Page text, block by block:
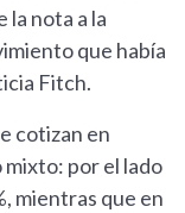
la nota a la
que había
Fitch.
cotizan en
por el lado
mientras que en